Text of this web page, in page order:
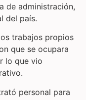
de administración,
del país.
trabajos propios
que se ocupara
lo que vio
personal para